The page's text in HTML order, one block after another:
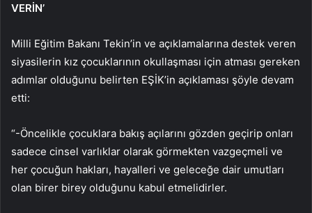
VERİN’
Milli Eğitim Bakanı Tekin’in ve açıklamalarına destek veren
siyasilerin kız çocuklarının okullaşması için atması gereken
adımlar olduğunu belirten EŞİK’in açıklaması şöyle devam
etti:
“-Öncelikle çocuklara bakış açılarını gözden geçirip onları
sadece cinsel varlıklar olarak görmekten vazgeçmeli ve
her çocuğun hakları, hayalleri ve geleceğe dair umutları
olan birer birey olduğunu kabul etmelidirler.